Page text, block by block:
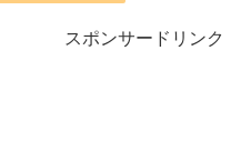
スポンサードリンク